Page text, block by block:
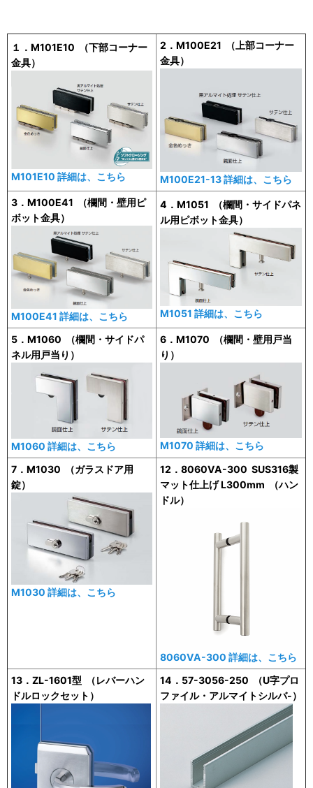
１．M101E10 （下部コーナー
金具）
M101E10 詳細は、こちら
2．M100E21 （上部コーナー
金具）
M100E21-13 詳細は、こちら
3．M100E41 （欄間・壁用ピ
ボット金具）
M100E41 詳細は、こちら
4．M1051 （欄間・サイドパネ
ル用ピボット金具）
M1051 詳細は、こちら
5．M1060 （欄間・サイドパ
ネル用戸当り）
M1060 詳細は、こちら
6．M1070 （欄間・壁用戸当
り）
M1070 詳細は、こちら
7．M1030 （ガラスドア用
錠）
M1030 詳細は、こちら
12．8060VA-300 SUS316製
マット仕上げ L300mm （ハン
ドル）
8060VA-300 詳細は、こちら
13．ZL-1601型 （レバーハン
ドルロックセット）
14．57-3056-250 （U字プロ
ファイル・アルマイトシルバ-）